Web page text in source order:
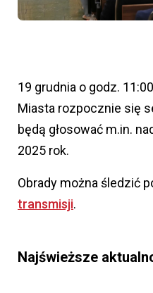
19 grudnia o godz.
Miasta rozpocznie się
będą głosować m.in.
2025 rok.
Obrady można śledzić
transmisji.
Najświeższe